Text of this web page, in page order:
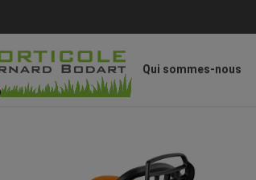
Qui sommes-nous
STIHL/ Appareils et outils